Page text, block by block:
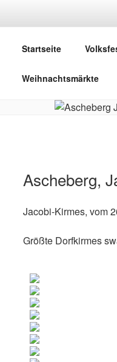
Startseite
Weihnachtsmärkte
Ascheberg,
Jacobi-Kirmes, vom
Größte Dorfkirmes